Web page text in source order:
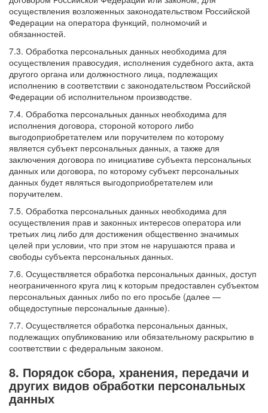
осуществления возложенных законодательством Российской
Федерации на оператора функций, полномочий и
обязанностей.
7.3. Обработка персональных данных необходима для
осуществления правосудия, исполнения судебного акта, акта
другого органа или должностного лица, подлежащих
исполнению в соответствии с законодательством Российской
Федерации об исполнительном производстве.
7.4. Обработка персональных данных необходима для
исполнения договора, стороной которого либо
выгодоприобретателем или поручителем по которому
является субъект персональных данных, а также для
заключения договора по инициативе субъекта персональных
данных или договора, по которому субъект персональных
данных будет являться выгодоприобретателем или
поручителем.
7.5. Обработка персональных данных необходима для
осуществления прав и законных интересов оператора или
третьих лиц либо для достижения общественно значимых
целей при условии, что при этом не нарушаются права и
свободы субъекта персональных данных.
7.6. Осуществляется обработка персональных данных, доступ
неограниченного круга лиц к которым предоставлен субъектом
персональных данных либо по его просьбе (далее —
общедоступные персональные данные).
7.7. Осуществляется обработка персональных данных,
подлежащих опубликованию или обязательному раскрытию в
соответствии с федеральным законом.
8. Порядок сбора, хранения, передачи и
других видов обработки персональных
данных